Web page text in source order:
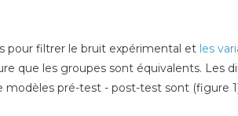
pour filtrer le bruit expérimental et les
que les groupes sont équivalents. Les
pré-test - post-test sont (figure